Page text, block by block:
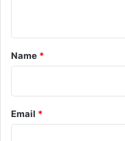
*
Name *
Email *